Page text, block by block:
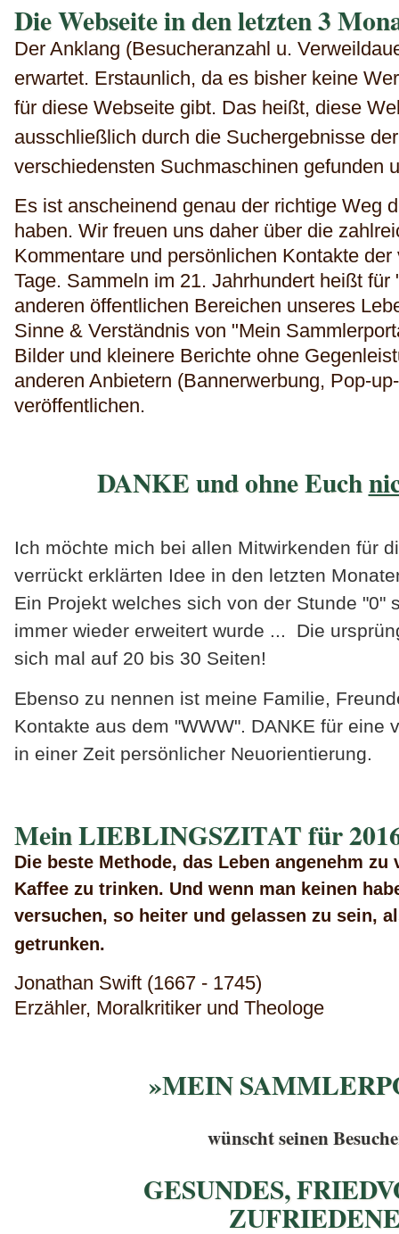
Die Webseite in den letzten 3
Der Anklang (Besucheranzahl u.
erwartet. Erstaunlich, da es bisher keine
für diese Webseite gibt. Das heißt, diese
ausschließlich durch die Suchergebnisse
verschiedensten Suchmaschinen gefunden
Es ist anscheinend genau der richtige Weg
haben. Wir freuen uns daher über die
Kommentare und persönlichen Kontakte
Tage. Sammeln im 21. Jahrhundert heißt
anderen öffentlichen Bereichen unseres
Sinne & Verständnis von "Mein
Bilder und kleinere Berichte ohne
anderen Anbietern (Bannerwerbung, Pop-
veröffentlichen.
DANKE und ohne Euch
Ich möchte mich bei allen Mitwirkenden für
verrückt erklärten Idee in den letzten
Ein Projekt welches sich von der Stunde "0"
immer wieder erweitert wurde ... Die
sich mal auf 20 bis 30 Seiten!
Ebenso zu nennen ist meine Familie,
Kontakte aus dem "WWW". DANKE für eine
in einer Zeit persönlicher Neuorientierung.
Mein LIEBLINGSZITAT für
Die beste Methode, das Leben angenehm
Kaffee zu trinken. Und wenn man keinen
versuchen, so heiter und gelassen zu sein,
getrunken.
Jonathan Swift (1667 - 1745)
Erzähler, Moralkritiker und Theologe
»MEIN
wünscht seinen
GESUNDES,